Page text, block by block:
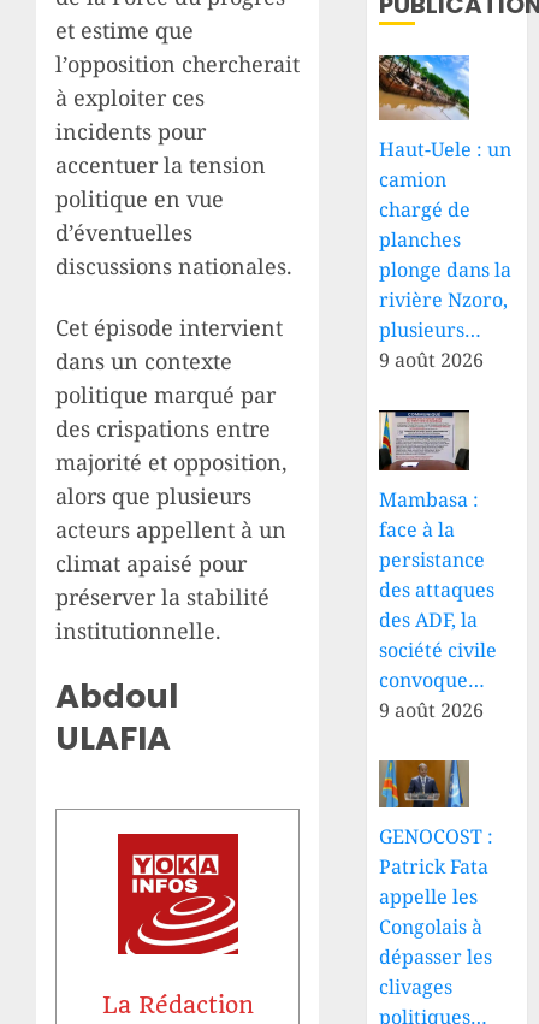
et estime que
l’opposition chercherait
à exploiter ces
incidents pour
accentuer la tension
politique en vue
d’éventuelles
discussions nationales.
Cet épisode intervient
dans un contexte
politique marqué par
des crispations entre
majorité et opposition,
alors que plusieurs
acteurs appellent à un
climat apaisé pour
préserver la stabilité
institutionnelle.
Abdoul
ULAFIA
La Rédaction
Haut-Uele : un
camion
chargé de
planches
plonge dans la
rivière Nzoro,
plusieurs…
9 août 2026
Mambasa :
face à la
persistance
des attaques
des ADF, la
société civile
convoque…
9 août 2026
GENOCOST :
Patrick Fata
appelle les
Congolais à
dépasser les
clivages
politiques…